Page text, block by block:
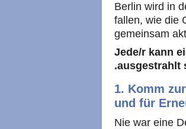
Berlin wird in
fallen, wie die
gemeinsam
Jede/r kann
.ausgestrahlt
1. Komm
und für
Nie war eine